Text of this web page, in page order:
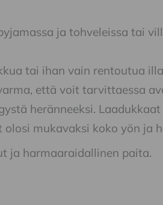
ja tohveleissa tai
tai ihan vain rentoutua
että voit tarvittaessa
heränneeksi.
mukavaksi koko yön ja
ja harmaaraidallinen paita.